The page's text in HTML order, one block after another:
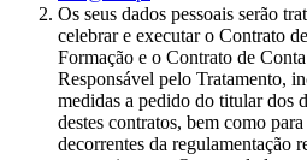
Os seus dados pessoais serão
celebrar e executar o Contrato
Formação e o Contrato de
Responsável pelo Tratamento,
medidas a pedido do titular dos
destes contratos, bem como
decorrentes da regulamentação